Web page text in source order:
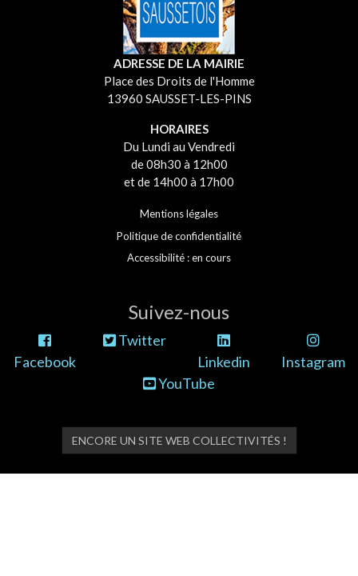
ADRESSE DE LA MAIRIE
Place des Droits de l'Homme
13960 SAUSSET-LES-PINS
HORAIRES
Du Lundi au Vendredi
de 08h30 à 12h00
et de 14h00 à 17h00
Mentions légales
Politique de confidentialité
Accessibilité : en cours
Suivez-nous
Facebook
Twitter
Linkedin
Instagram
YouTube
ENCORE UN SITE WEB COLLECTIVITÉS !